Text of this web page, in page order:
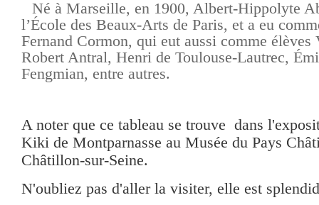
Né à Marseille, en 1900, Albert-Hippolyte
l’École des Beaux-Arts de Paris, et a eu
Fernand Cormon, qui eut aussi comme
Robert Antral, Henri de Toulouse-Lautrec,
Fengmian, entre autres.
A noter que ce tableau se trouve dans
Kiki de Montparnasse au Musée du Pays
Châtillon-sur-Seine.
N'oubliez pas d'aller la visiter, elle est